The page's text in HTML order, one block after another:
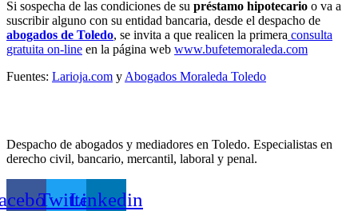
Si sospecha de las condiciones de su préstamo hipotecario o va a
suscribir alguno con su entidad bancaria, desde el despacho de
abogados de Toledo, se invita a que realicen la primera consulta
gratuita on-line en la página web www.bufetemoraleda.com
Fuentes: Larioja.com y Abogados Moraleda Toledo
Despacho de abogados y mediadores en Toledo. Especialistas en
derecho civil, bancario, mercantil, laboral y penal.
TwitterLinkedin